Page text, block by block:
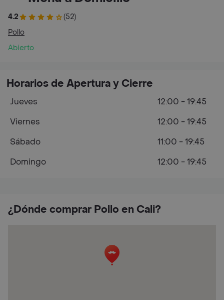
4.2
(52)
Pollo
Abierto
¿Dónde comprar Pollo en Cali?
Horarios de Apertura y Cierre
Jueves
12:00 - 19:45
Viernes
12:00 - 19:45
Sábado
11:00 - 19:45
Domingo
12:00 - 19:45